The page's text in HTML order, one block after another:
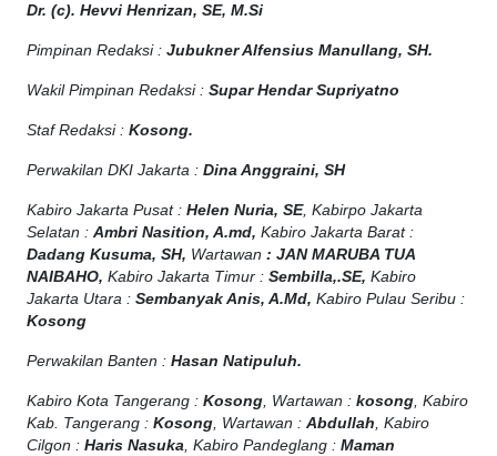
Dr. (c). Hevvi Henrizan, SE, M.Si
Pimpinan Redaksi : Jubukner Alfensius Manullang, SH.
Wakil Pimpinan Redaksi : Supar Hendar Supriyatno
Staf Redaksi : Kosong.
Perwakilan DKI Jakarta : Dina Anggraini, SH
Kabiro Jakarta Pusat : Helen Nuria, SE, Kabirpo Jakarta
Selatan : Ambri Nasition, A.md, Kabiro Jakarta Barat :
Dadang Kusuma, SH, Wartawan : JAN MARUBA TUA
NAIBAHO, Kabiro Jakarta Timur : Sembilla,.SE, Kabiro
Jakarta Utara : Sembanyak Anis, A.Md, Kabiro Pulau Seribu :
Kosong
Perwakilan Banten : Hasan Natipuluh.
Kabiro Kota Tangerang : Kosong , Wartawan : kosong , Kabiro
Kab. Tangerang : Kosong , Wartawan : Abdullah , Kabiro
Cilgon : Haris Nasuka , Kabiro Pandeglang : Maman